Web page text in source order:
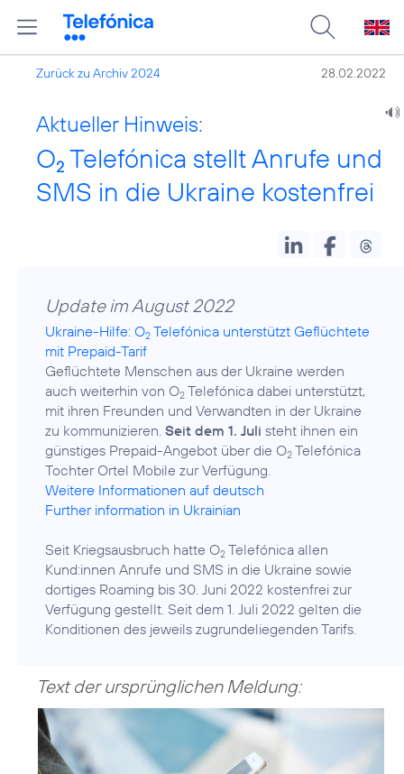
Zurück zu Archiv 2024 28.02.2022
Aktueller Hinweis:
O2 Telefónica stellt Anrufe und
SMS in die Ukraine kostenfrei
Update im August 2022
Ukraine-Hilfe: O2 Telefónica unterstützt Geflüchtete
mit Prepaid-Tarif
Geflüchtete Menschen aus der Ukraine werden
auch weiterhin von O2 Telefónica dabei unterstützt,
mit ihren Freunden und Verwandten in der Ukraine
zu kommunizieren. Seit dem 1. Juli steht ihnen ein
günstiges Prepaid-Angebot über die O2 Telefónica
Weitere Informationen auf deutsch
Further information in Ukrainian
Seit Kriegsausbruch hatte O2 Telefónica allen
Kund:innen Anrufe und SMS in die Ukraine sowie
dortiges Roaming bis 30. Juni 2022 kostenfrei zur
Verfügung gestellt. Seit dem 1. Juli 2022 gelten die
Konditionen des jeweils zugrundeliegenden Tarifs.
Text der ursprünglichen Meldung: